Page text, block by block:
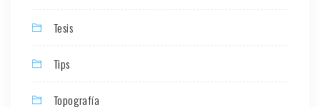
Tesis
Tips
Topografía